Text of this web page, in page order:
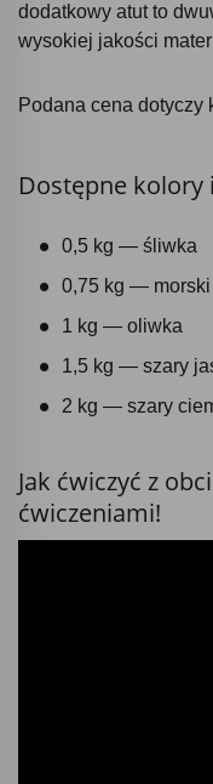
dodatkowy atut to
wysokiej jakości
Podana cena dotyczy
Dostępne kolory
0,5 kg — śliwka
0,75 kg — morski
1 kg — oliwka
1,5 kg — szary
2 kg — szary
Jak ćwiczyć z
ćwiczeniami!